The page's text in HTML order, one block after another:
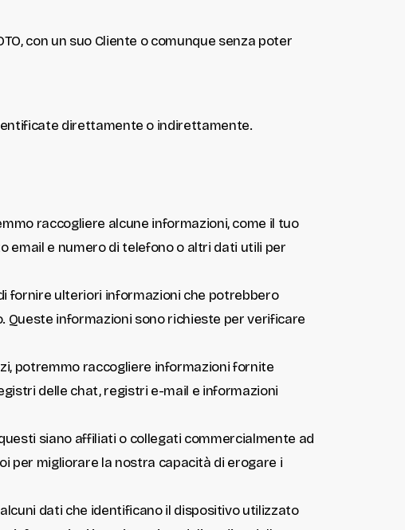
con un suo Cliente o comunque senza poter
direttamente o indirettamente.
raccogliere alcune informazioni, come il tuo
email e numero di telefono o altri dati utili per
fornire ulteriori informazioni che potrebbero
Queste informazioni sono richieste per verificare
potremmo raccogliere informazioni fornite
delle chat, registri e-mail e informazioni
siano affiliati o collegati commercialmente ad
per migliorare la nostra capacità di erogare i
dati che identificano il dispositivo utilizzato